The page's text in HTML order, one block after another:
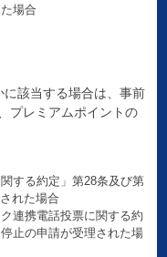
場合
該当する場合は、事前
プレミアムポイントの
する約定」第28条及び第
れた場合
連携電話投票に関する約
止の申請が受理された場